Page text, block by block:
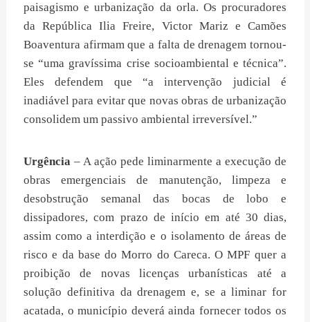
paisagismo e urbanização da orla. Os procuradores
da República Ilia Freire, Victor Mariz e Camões
Boaventura afirmam que a falta de drenagem tornou-
se “uma gravíssima crise socioambiental e técnica”.
Eles defendem que “a intervenção judicial é
inadiável para evitar que novas obras de urbanização
consolidem um passivo ambiental irreversível.”
Urgência – A ação pede liminarmente a execução de
obras emergenciais de manutenção, limpeza e
desobstrução semanal das bocas de lobo e
dissipadores, com prazo de início em até 30 dias,
assim como a interdição e o isolamento de áreas de
risco e da base do Morro do Careca. O MPF quer a
proibição de novas licenças urbanísticas até a
solução definitiva da drenagem e, se a liminar for
acatada, o município deverá ainda fornecer todos os